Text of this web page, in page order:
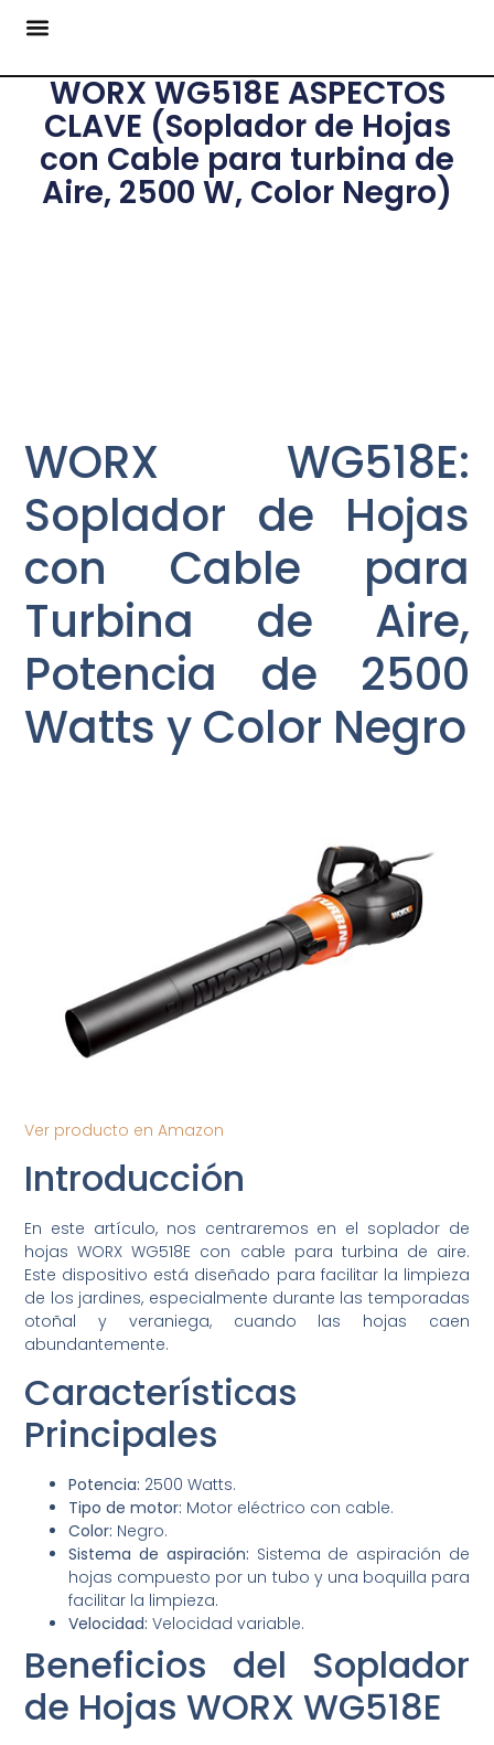
WORX WG518E ASPECTOS
CLAVE (Soplador de Hojas
con Cable para turbina de
Aire, 2500 W, Color Negro)
WORX WG518E:
Soplador de Hojas
con Cable para
Turbina de Aire,
Potencia de 2500
Watts y Color Negro
Ver producto en Amazon
Introducción
En este artículo, nos centraremos en el soplador de
hojas WORX WG518E con cable para turbina de aire.
Este dispositivo está diseñado para facilitar la limpieza
de los jardines, especialmente durante las temporadas
otoñal y veraniega, cuando las hojas caen
abundantemente.
Características
Principales
Potencia: 2500 Watts.
Tipo de motor: Motor eléctrico con cable.
Color: Negro.
Sistema de aspiración: Sistema de aspiración de
hojas compuesto por un tubo y una boquilla para
facilitar la limpieza.
Velocidad: Velocidad variable.
Beneficios del Soplador
de Hojas WORX WG518E